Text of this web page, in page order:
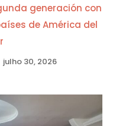
generación con
de América del
julho 30, 2026